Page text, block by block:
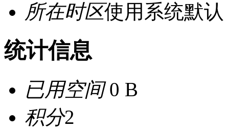
所在时区使用系统默认
统计信息
已用空间0 B
积分2